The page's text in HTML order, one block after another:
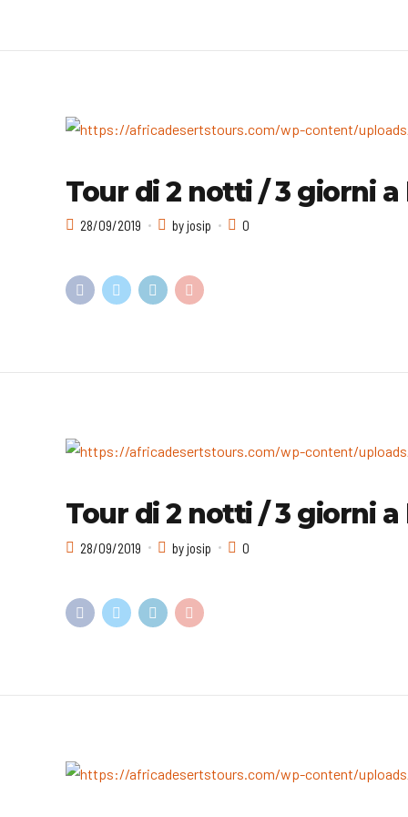
Tour di 2 notti / 3 giorni a
28/09/2019 by josip 0
Tour di 2 notti / 3 giorni a
28/09/2019 by josip 0